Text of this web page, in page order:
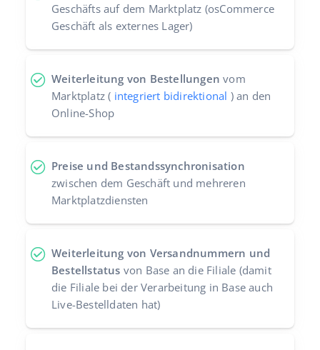
Geschäfts auf dem Marktplatz (osCommerce
Geschäft als externes Lager)
Weiterleitung von Bestellungen vom
Marktplatz ( integriert bidirektional ) an den
Online-Shop
Preise und Bestandssynchronisation
zwischen dem Geschäft und mehreren
Marktplatzdiensten
Weiterleitung von Versandnummern und
Bestellstatus von Base an die Filiale (damit
die Filiale bei der Verarbeitung in Base auch
Live-Bestelldaten hat)